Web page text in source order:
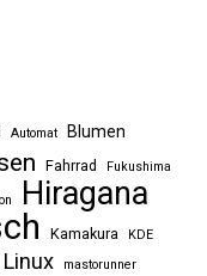
Automat Blumen
Fahrrad Fukushima
Hiragana
Kamakura KDE
Linux mastorunner